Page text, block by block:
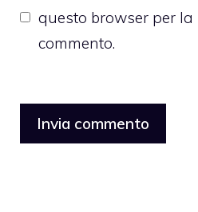
questo browser per
commento.